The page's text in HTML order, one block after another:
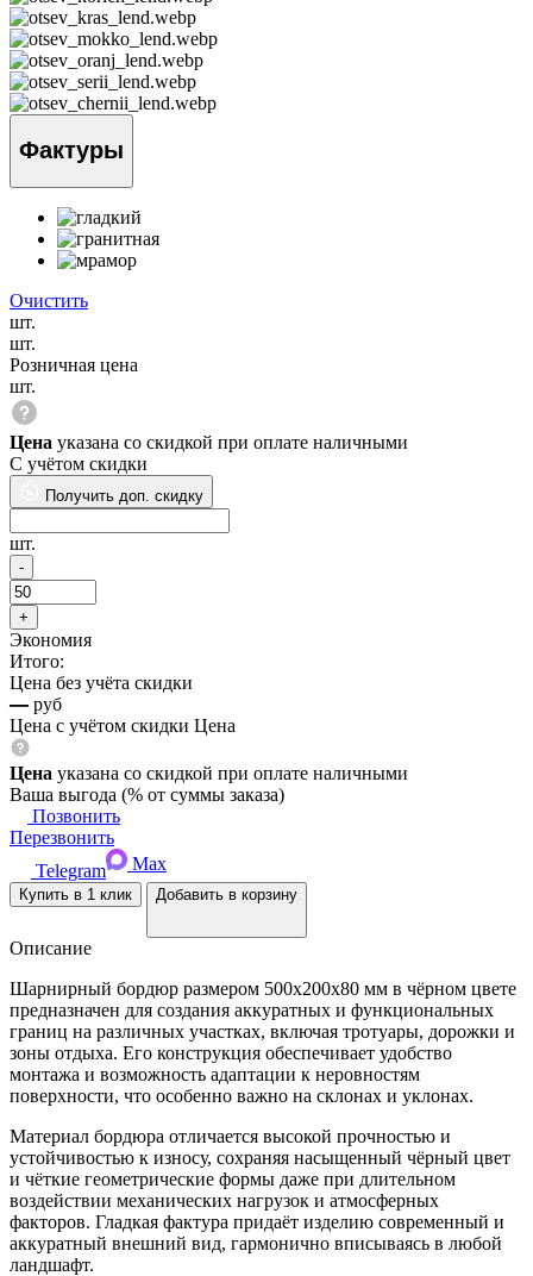
Фактуры
Очистить
шт.
шт.
Розничная цена
шт.
Цена указана со скидкой при оплате наличными
С учётом скидки
Получить доп. скидку
шт.
Экономия
Итого:
Цена без учёта скидки
— руб
Цена с учётом скидки Цена
Цена указана со скидкой при оплате наличными
Ваша выгода (% от суммы заказа)
Позвонить
Перезвонить
Telegram
Max
Купить в 1 клик Добавить в корзину
Описание
Шарнирный бордюр размером 500х200х80 мм в чёрном цвете
предназначен для создания аккуратных и функциональных
границ на различных участках, включая тротуары, дорожки и
зоны отдыха. Его конструкция обеспечивает удобство
монтажа и возможность адаптации к неровностям
поверхности, что особенно важно на склонах и уклонах.
Материал бордюра отличается высокой прочностью и
устойчивостью к износу, сохраняя насыщенный чёрный цвет
и чёткие геометрические формы даже при длительном
воздействии механических нагрузок и атмосферных
факторов. Гладкая фактура придаёт изделию современный и
аккуратный внешний вид, гармонично вписываясь в любой
ландшафт.